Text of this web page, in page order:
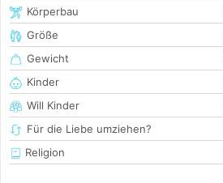
Körperbau
Größe
Gewicht
Kinder
Will Kinder
Für die Liebe umziehen?
Religion